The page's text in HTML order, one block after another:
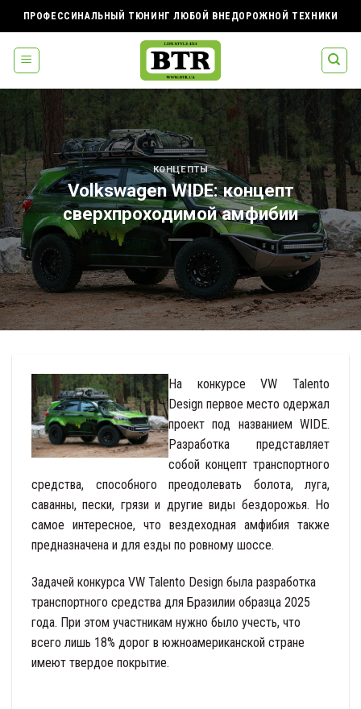
to
content
ПРОФЕССИНАЛЬНЫЙ ТЮНИНГ ЛЮБОЙ ВНЕДОРОЖНОЙ ТЕХНИКИ
КОНЦЕПТЫ
Volkswagen WIDE: концепт
сверхпроходимой амфибии
На конкурсе VW Talento
Design первое место одержал
проект под названием WIDE.
Разработка представляет
собой концепт транспортного
средства, способного преодолевать болота, луга,
саванны, пески, грязи и другие виды бездорожья. Но
самое интересное, что вездеходная амфибия также
предназначена и для езды по ровному шоссе.
Задачей конкурса VW Talento Design была разработка
транспортного средства для Бразилии образца 2025
года. При этом участникам нужно было учесть, что
всего лишь 18% дорог в южноамериканской стране
имеют твердое покрытие.